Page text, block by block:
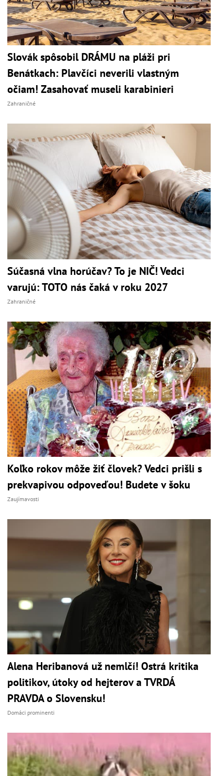
Slovák spôsobil DRÁMU na pláži pri
Benátkach: Plavčíci neverili vlastným
očiam! Zasahovať museli karabinieri
Zahraničné
Súčasná vlna horúčav? To je NIČ! Vedci
varujú: TOTO nás čaká v roku 2027
Zahraničné
Koľko rokov môže žiť človek? Vedci prišli s
prekvapivou odpoveďou! Budete v šoku
Zaujímavosti
Alena Heribanová už nemlčí! Ostrá kritika
politikov, útoky od hejterov a TVRDÁ
PRAVDA o Slovensku!
Domáci prominenti